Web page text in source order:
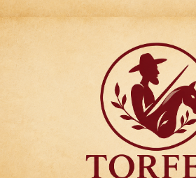
Articulos para
Regalo Torfer.